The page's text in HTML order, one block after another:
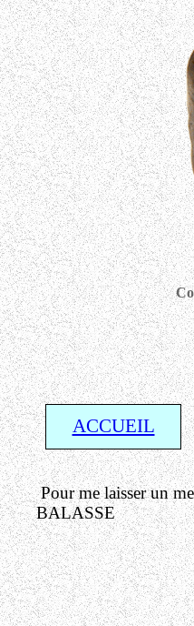
ACCUEIL
Pour me laisser un
BALASSE